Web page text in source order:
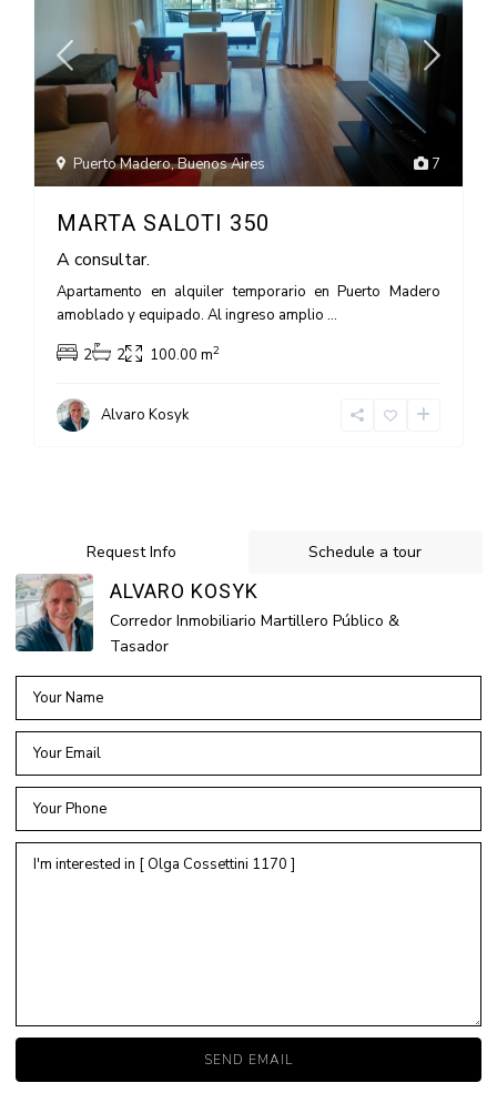
7
Puerto Madero,Buenos Aires
MARTA SALOTI 350
A consultar.
Apartamento en alquiler temporario en Puerto Madero
amoblado y equipado. Al ingreso amplio...
2
2 100.00 m2
Alvaro Kosyk
Request Info Schedule a tour
ALVARO KOSYK
Corredor Inmobiliario Martillero Público &
Tasador